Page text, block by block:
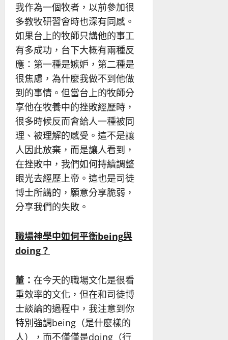
我作為一個牧者，以前參加很
多教牧研習會時也深有同感。
如果台上的牧師只講他的事工
有多成功，台下大概有兩種反
應：第一種是嫉妒，第二種是
很焦慮，為什麼我做不到他做
到的事情。但當台上的牧師分
享他在牧養中的挫敗經歷時，
很多時候反而會給人一種被同
理、被理解的感受。這不是讓
人因此放棄，而是讓人看到，
在挫敗中，我們如何持續調整
眼光去經歷上帝。這也是司徒
博士所講的，願意分享脆弱，
分享我們的失敗。
職場神學中如何平衡being與
doing？
董： 在今天的職場文化是很看
重效率的文化，但在和司徒博
士談論的過程中，我注意到你
特別強調being（是什麼樣的
人），而不僅僅是doing（行